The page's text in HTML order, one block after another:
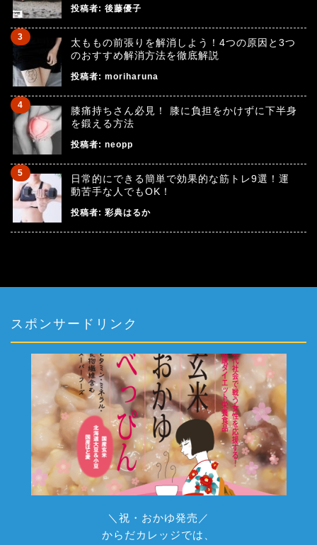
投稿者: 後藤優子
太ももの前張りを解消しよう！4つの原因と3つ
のおすすめ解消方法を徹底解説
投稿者: moriharuna
膝痛持ちさん必見！ 膝に負担をかけずに下半身
を鍛える方法
投稿者: neopp
日常的にできる簡単で効果的な筋トレ9選！運
動苦手な人でもOK！
投稿者: 彩典はるか
スポンサードリンク
＼祝・おかゆ発売／
からだカレッジでは、